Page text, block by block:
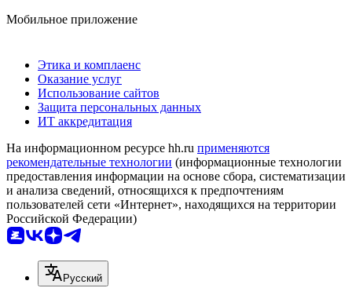
Мобильное приложение
Этика и комплаенс
Оказание услуг
Использование сайтов
Защита персональных данных
ИТ аккредитация
На информационном ресурсе hh.ru применяются
рекомендательные технологии (информационные технологии
предоставления информации на основе сбора, систематизации
и анализа сведений, относящихся к предпочтениям
пользователей сети «Интернет», находящихся на территории
Российской Федерации)
Русский